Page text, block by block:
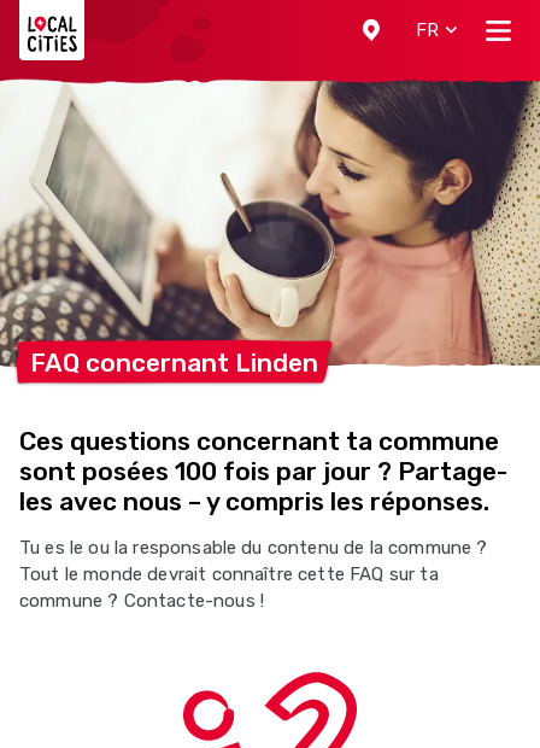
FR
FAQ concernant Linden
Ces questions concernant ta commune
sont posées 100 fois par jour ? Partage-
les avec nous – y compris les réponses.
Tu es le ou la responsable du contenu de la commune ?
Tout le monde devrait connaître cette FAQ sur ta
commune ? Contacte-nous !